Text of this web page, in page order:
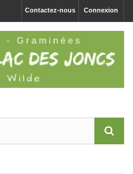
Connexion
Contactez-nous